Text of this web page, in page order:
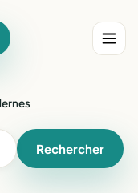
Rechercher